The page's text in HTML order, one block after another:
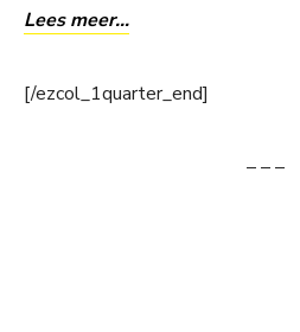
Lees meer…
[/ezcol_1quarter_end]
– – –